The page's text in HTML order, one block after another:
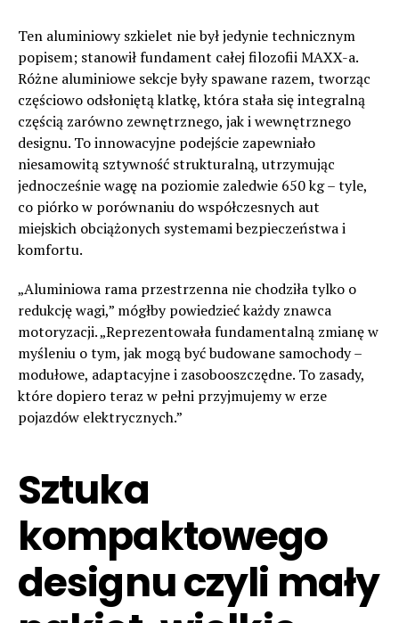
Ten aluminiowy szkielet nie był jedynie technicznym
popisem; stanowił fundament całej filozofii MAXX-a.
Różne aluminiowe sekcje były spawane razem, tworząc
częściowo odsłoniętą klatkę, która stała się integralną
częścią zarówno zewnętrznego, jak i wewnętrznego
designu. To innowacyjne podejście zapewniało
niesamowitą sztywność strukturalną, utrzymując
jednocześnie wagę na poziomie zaledwie 650 kg – tyle,
co piórko w porównaniu do współczesnych aut
miejskich obciążonych systemami bezpieczeństwa i
komfortu.
„Aluminiowa rama przestrzenna nie chodziła tylko o
redukcję wagi,” mógłby powiedzieć każdy znawca
motoryzacji. „Reprezentowała fundamentalną zmianę w
myśleniu o tym, jak mogą być budowane samochody –
modułowe, adaptacyjne i zasobooszczędne. To zasady,
które dopiero teraz w pełni przyjmujemy w erze
pojazdów elektrycznych.”
Sztuka
kompaktowego
designu czyli mały